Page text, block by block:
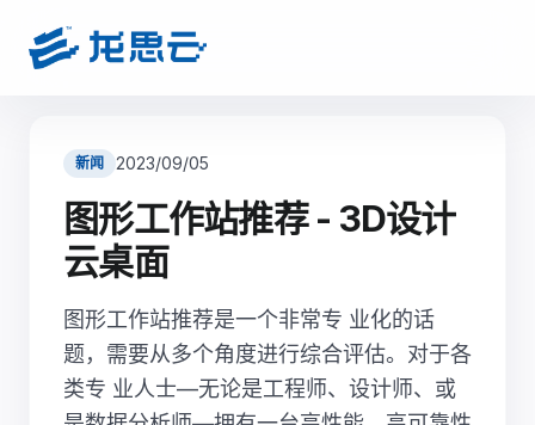
新闻 2023/09/05
图形工作站推荐 - 3D设计
云桌面
图形工作站推荐是一个非常专 业化的话
题，需要从多个角度进行综合评估。对于各
类专 业人士—无论是工程师、设计师、或